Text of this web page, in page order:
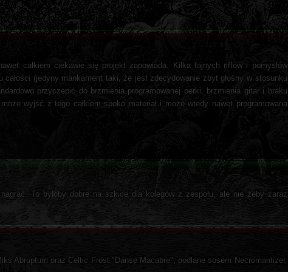
całkiem ciekawie się projekt zapowiada. Kilka fajnych riffów i pomysłów
(jedyny mankament taki, że jest zdecydowanie zbyt głośny w stosunku
przyczepić do brzmienia programowanej perki, brzmienia gitar i braku
wyjść z tego całkiem spoko materiał i może wtedy nawet programowana
To byłoby dobre na szkice dla kolegów z zespołu, ale nie żeby zaraz
Abruptum oraz Celtic Frost "Danse Macabre", podlane sosem Necromantizer.